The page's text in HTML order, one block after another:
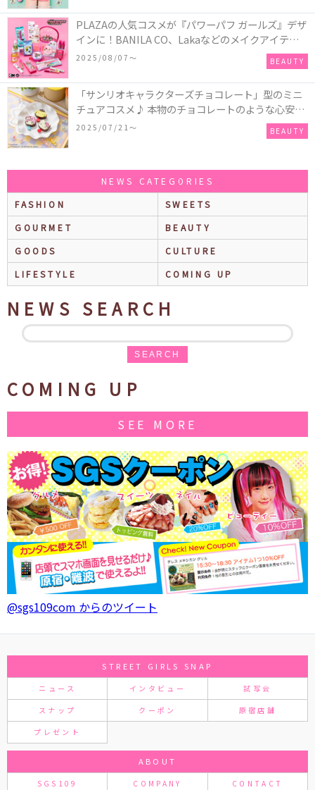
PLAZAの人気コスメが『パワーパフ ガールズ』デザ
インに！BANILA CO、Lakaなどのメイクアイテム
に、＆honeyやSign+などのヘアアイテム、VTや
2025/08/07〜 BEAUTY
「サンリオキャラクターズチョコレート」型のミニ
チュアコスメ♪ 本物のチョコレートのような心安ら
ぐ香りの保湿バームが登場！
2025/07/21〜 BEAUTY
NEWS CATEGORIES
FASHION
SWEETS
GOURMET
BEAUTY
GOODS
CULTURE
LIFESTYLE
COMING UP
NEWS SEARCH
SEARCH
COMING UP
SEE MORE
@sgs109com からのツイート
STREET GIRLS SNAP
ニュース インタビュー 試写会
スナップ クーポン 原宿店舗
プレゼント
ABOUT
SGS109 COMPANY CONTACT